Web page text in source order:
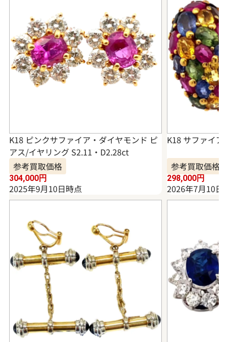
K18 ピンクサファイア・ダイヤモンド ピ
アス/イヤリング S2.11・D2.28ct
参考買取価格
304,000円
2025年9月10日時点
K18 サファイ
参考買取価格
298,000円
2026年7月10日